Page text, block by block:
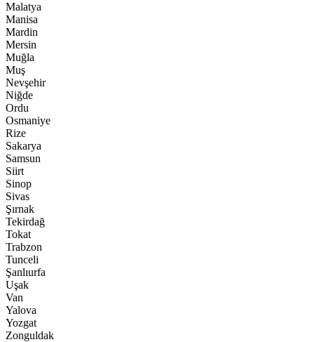
Malatya
Manisa
Mardin
Mersin
Muğla
Muş
Nevşehir
Niğde
Ordu
Osmaniye
Rize
Sakarya
Samsun
Siirt
Sinop
Sivas
Şırnak
Tekirdağ
Tokat
Trabzon
Tunceli
Şanlıurfa
Uşak
Van
Yalova
Yozgat
Zonguldak